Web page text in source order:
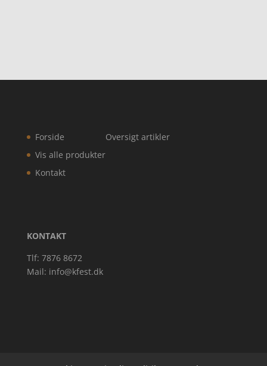
Forside
Vis alle produkter
Kontakt
Oversigt artikler
KONTAKT
Tlf: 7876 8672
Mail: info@kfest.dk